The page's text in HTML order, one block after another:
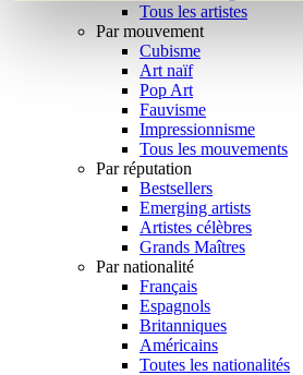
Tous les artistes
Par mouvement
Cubisme
Art naïf
Pop Art
Fauvisme
Impressionnisme
Tous les mouvements
Par réputation
Bestsellers
Emerging artists
Artistes célèbres
Grands Maîtres
Par nationalité
Français
Espagnols
Britanniques
Américains
Toutes les nationalités